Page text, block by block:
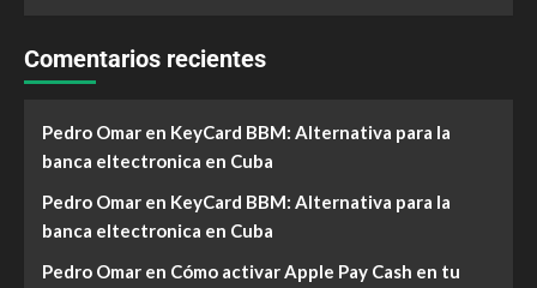
Comentarios recientes
Pedro Omar en KeyCard BBM: Alternativa para la
banca eltectronica en Cuba
Pedro Omar en KeyCard BBM: Alternativa para la
banca eltectronica en Cuba
Pedro Omar en Cómo activar Apple Pay Cash en tu